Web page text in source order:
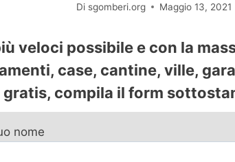
Di sgomberi.org Maggio 13, 2021
veloci possibile e con la
case, cantine, ville,
compila il form
nome